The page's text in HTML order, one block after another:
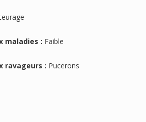
maladies : Faible
ravageurs : Pucerons